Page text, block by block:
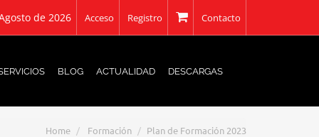
de 2026 Acceso Registro Contacto
BLOG ACTUALIDAD DESCARGAS
Home Formación Plan de Formación 2023